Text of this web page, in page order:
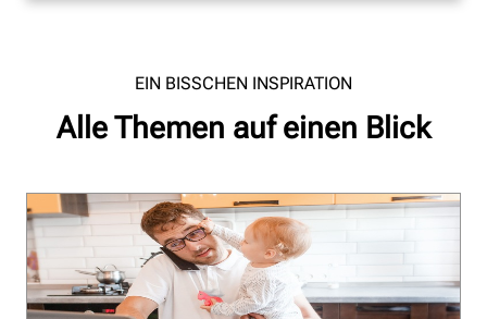
EIN BISSCHEN INSPIRATION
Alle Themen auf einen Blick